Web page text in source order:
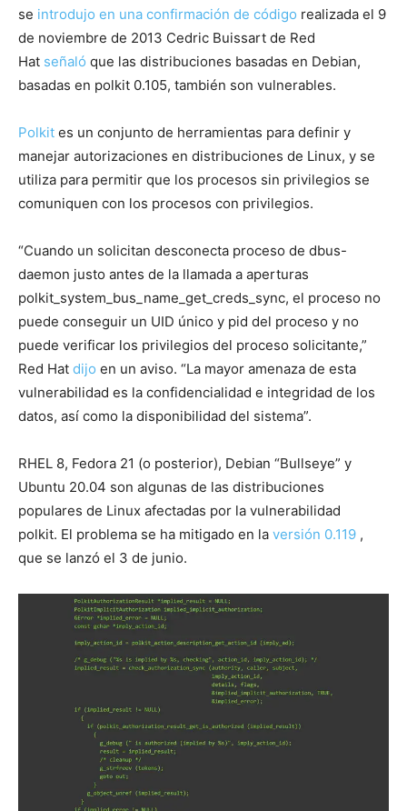
se introdujo en una confirmación de código realizada el 9
de noviembre de 2013 Cedric Buissart de Red
Hat señaló que las distribuciones basadas en Debian,
basadas en polkit 0.105, también son vulnerables.
Polkit es un conjunto de herramientas para definir y
manejar autorizaciones en distribuciones de Linux, y se
utiliza para permitir que los procesos sin privilegios se
comuniquen con los procesos con privilegios.
“Cuando un solicitan desconecta proceso de dbus-
daemon justo antes de la llamada a aperturas
polkit_system_bus_name_get_creds_sync, el proceso no
puede conseguir un UID único y pid del proceso y no
puede verificar los privilegios del proceso solicitante,”
Red Hat dijo en un aviso. “La mayor amenaza de esta
vulnerabilidad es la confidencialidad e integridad de los
datos, así como la disponibilidad del sistema”.
RHEL 8, Fedora 21 (o posterior), Debian “Bullseye” y
Ubuntu 20.04 son algunas de las distribuciones
populares de Linux afectadas por la vulnerabilidad
polkit. El problema se ha mitigado en la versión 0.119 ,
que se lanzó el 3 de junio.